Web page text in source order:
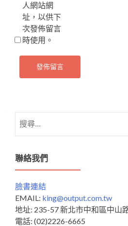
人網站網
址，以供下
次發佈留言
時使用。
尋
鍵
字:
聯絡我們
臉書連結
EMAIL: king@output.com.tw
地址: 235-57 新北市中和區中山
電話: (02)2226-6665